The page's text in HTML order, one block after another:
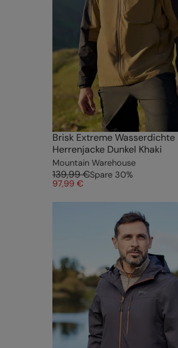
Brisk Extreme Wasserdichte
Herrenjacke Dunkel Khaki
Mountain Warehouse
139,99 €Spare 30%
97,99 €